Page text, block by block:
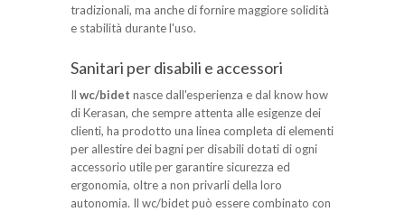
tradizionali, ma anche di fornire maggiore solidità
e stabilità durante l'uso.
Sanitari per disabili e accessori
Il wc/bidet nasce dall'esperienza e dal know how
di Kerasan, che sempre attenta alle esigenze dei
clienti, ha prodotto una linea completa di elementi
per allestire dei bagni per disabili dotati di ogni
accessorio utile per garantire sicurezza ed
ergonomia, oltre a non privarli della loro
autonomia. Il wc/bidet può essere combinato con